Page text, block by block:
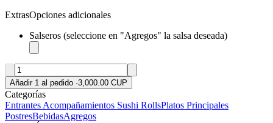
ExtrasOpciones adicionales
Salseros (seleccione en "Agregos" la salsa deseada)
Añadir 1 al pedido ·3,000.00 CUP
Categorías
Entrantes Acompañamientos Sushi RollsPlatos Principales
PostresBebidasAgregos